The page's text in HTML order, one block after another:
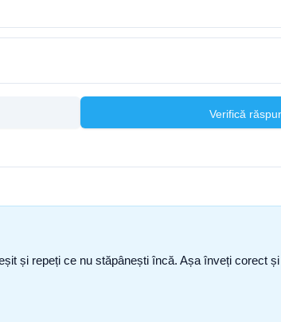
Verifică
și repeți ce nu stăpânești încă. Așa înveți corect